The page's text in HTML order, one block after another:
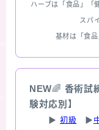
ハーブは「食品」「
スパ
基材は「食
NEW🌈 香術試
験対応別】
▶ 初級 ▶